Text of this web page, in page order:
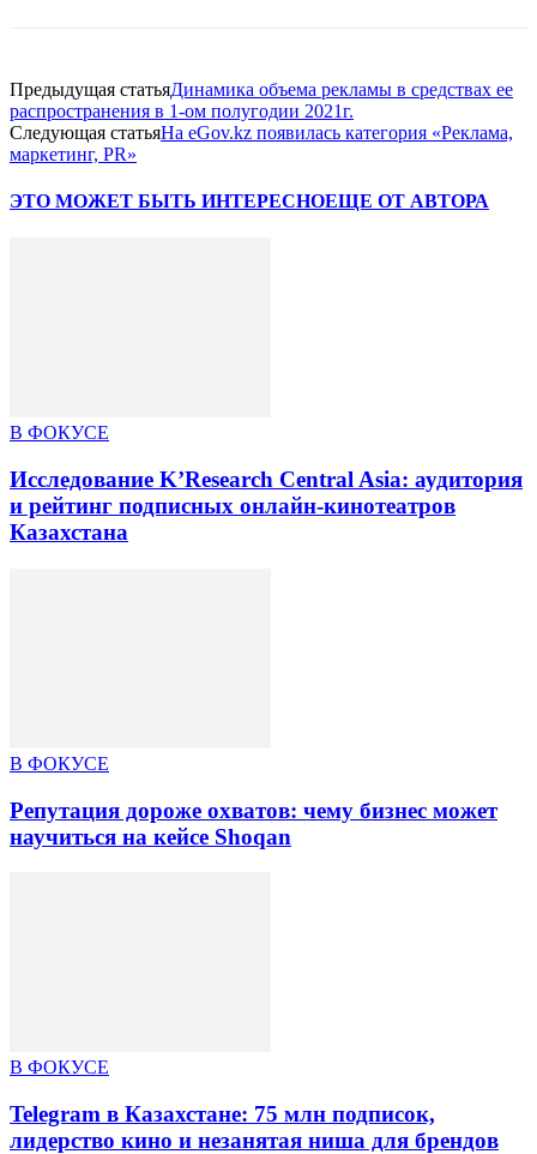
Предыдущая статьяДинамика объема рекламы в средствах ее
распространения в 1-ом полугодии 2021г.
Следующая статьяНа eGov.kz появилась категория «Реклама,
маркетинг, PR»
ЭТО МОЖЕТ БЫТЬ ИНТЕРЕСНОЕЩЕ ОТ АВТОРА
В ФОКУСЕ
Исследование K’Research Central Asia: аудитория
и рейтинг подписных онлайн-кинотеатров
Казахстана
В ФОКУСЕ
Репутация дороже охватов: чему бизнес может
научиться на кейсе Shoqan
В ФОКУСЕ
Telegram в Казахстане: 75 млн подписок,
лидерство кино и незанятая ниша для брендов